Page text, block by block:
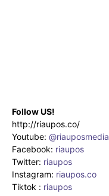
Follow US!
http://riaupos.co/
Youtube: @riauposmedia
Facebook: riaupos
Twitter: riaupos
Instagram: riaupos.co
Tiktok : riaupos